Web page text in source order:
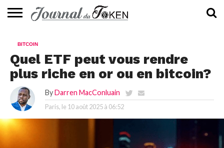
📰
EVALUATION
GUIDE
TENDANCES
À
CONTACTEZ-
BITCOIN
Quel ETF peut vous rendre
plus riche en or ou en bitcoin?
By Darren MacConluain
Paris, le 10 août 2025 à 06:52